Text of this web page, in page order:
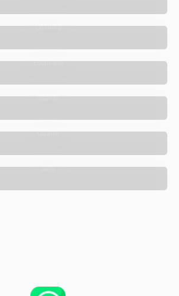
Cozinha
Escritório
Infantil
Quarto
Sala